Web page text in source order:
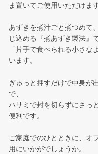
ま置いてご使用いただけます
あずきを煮汁ごと煮つめて
じ込める『煮あずき製法』
「片手で食べられる小さ
います。
ぎゅっと押すだけで中身が
で、
ハサミで封を切らずにさっ
便利です。
ご家庭でのひとときに、オ
用にいかがでしょうか。